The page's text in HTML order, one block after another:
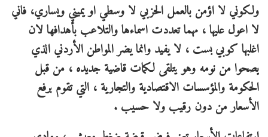
ولكوني لا اؤمن بالعمل الحزبي لا وسطي او يميني ويساري، فاني
لا اعول عليها ، مهما تعددت اسماءها والتلاعب بأهدافها لان
اغلبها كوبي بست ، لا يفيد وانما يضر المواطن الأردني الذي
يصحوا من نومه وهو يتلقى لكمات قاضية جديده ، من قبل
الحكومة والمؤسسات الاقتصادية والتجارية ، التي تقوم برفع
الأسعار من دون رقيب ولا حسيب .